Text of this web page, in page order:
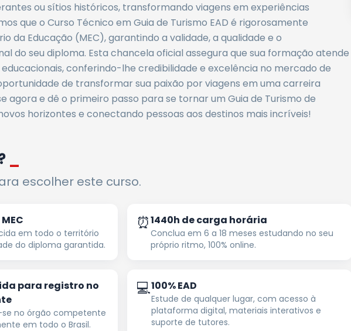
ou sítios históricos, transformando viagens em experiências
que o Curso Técnico em Guia de Turismo EAD é rigorosamente
da Educação (MEC), garantindo a validade, a qualidade e o
do seu diploma. Esta chancela oficial assegura que sua formação atende
conferindo-lhe credibilidade e excelência no mercado de
de transformar sua paixão por viagens em uma carreira
agora e dê o primeiro passo para se tornar um Guia de Turismo de
horizontes e conectando pessoas aos destinos mais incríveis!
escolher este curso.
em todo o território
do diploma garantida.
⏰1440h de carga horária
Conclua em 6 a 18 meses estudando no seu
próprio ritmo, 100% online.
para registro no
no órgão competente
em todo o Brasil.
💻100% EAD
Estude de qualquer lugar, com acesso à
plataforma digital, materiais interativos e
suporte de tutores.